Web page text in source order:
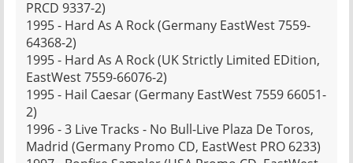
PRCD 9337-2)
1995 - Hard As A Rock (Germany EastWest 7559-
64368-2)
1995 - Hard As A Rock (UK Strictly Limited EDition,
EastWest 7559-66076-2)
1995 - Hail Caesar (Germany EastWest 7559 66051-
2)
1996 - 3 Live Tracks - No Bull-Live Plaza De Toros,
Madrid (Germany Promo CD, EastWest PRO 6233)